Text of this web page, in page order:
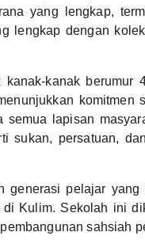
yang lengkap,
lengkap dengan
kanak berumur
komitmen
lapisan
sukan, persatuan,
generasi pelajar yang
Kulim. Sekolah ini
sahsiah